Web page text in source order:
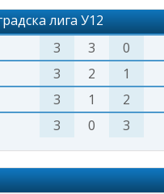
лига У12
3 3 0
3 2 1
3 1 2
3 0 3